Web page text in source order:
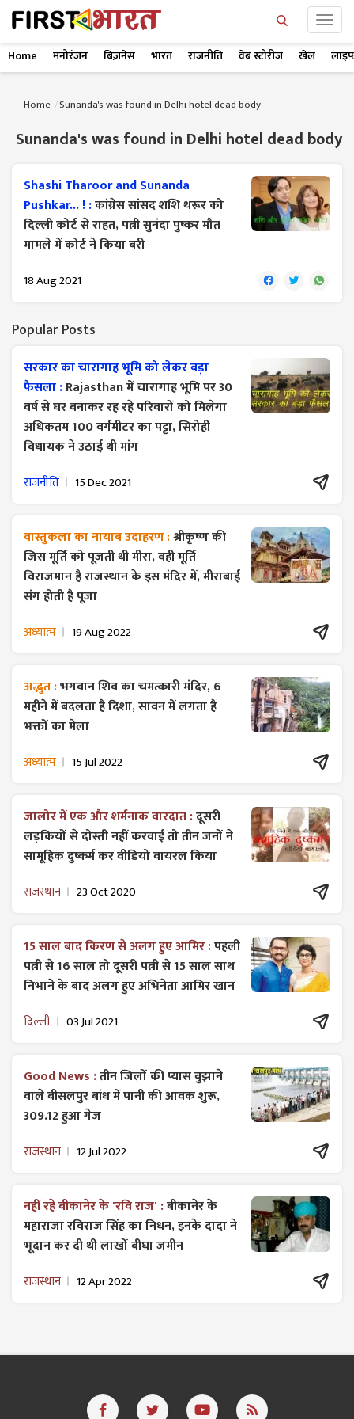
Home मनोरंजन बिज़नेस भारत राजनीति वेब स्टोरीज खेल
Home Sunanda's was found in Delhi hotel dead body
Sunanda's was found in Delhi hotel dead body
Shashi Tharoor and Sunanda
Pushkar... ! :कांग्रेस सांसद शशि थरूर को
दिल्ली कोर्ट से राहत, पत्नी सुनंदा पुष्कर मौत
मामले में कोर्ट ने किया बरी
18 Aug 2021
Popular Posts
सरकार का चारागाह भूमि को लेकर बड़ा
फैसला :Rajasthan में चारागाह भूमि पर 30
वर्ष से घर बनाकर रह रहे परिवारों को मिलेगा
अधिकतम 100 वर्गमीटर का पट्टा, सिरोही
विधायक ने उठाई थी मांग
राजनीति 15 Dec 2021
वास्तुकला का नायाब उदाहरण :श्रीकृष्ण की
जिस मूर्ति को पूजती थी मीरा, वही मूर्ति
विराजमान है राजस्थान के इस मंदिर में, मीराबाई
संग होती है पूजा
अध्यात्म 19 Aug 2022
अद्भुत :भगवान शिव का चमत्कारी मंदिर, 6
महीने में बदलता है दिशा, सावन में लगता है
भक्तों का मेला
अध्यात्म 15 Jul 2022
जालोर में एक और शर्मनाक वारदात :दूसरी
लड़कियों से दोस्ती नहीं करवाई तो तीन जनों ने
सामूहिक दुष्कर्म कर वीडियो वायरल किया
राजस्थान 23 Oct 2020
15 साल बाद किरण से अलग हुए आमिर :पहली
पत्नी से 16 साल तो दूसरी पत्नी से 15 साल साथ
निभाने के बाद अलग हुए अभिनेता आमिर खान
दिल्ली 03 Jul 2021
Good News :तीन जिलों की प्यास बुझाने
वाले बीसलपुर बांध में पानी की आवक शुरू,
309.12 हुआ गेज
राजस्थान 12 Jul 2022
नहीं रहे बीकानेर के 'रवि राज' :बीकानेर के
महाराजा रविराज सिंह का निधन, इनके दादा ने
भूदान कर दी थी लाखों बीघा जमीन
राजस्थान 12 Apr 2022